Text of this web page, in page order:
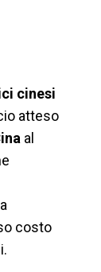
cinesi
atteso
al
costo